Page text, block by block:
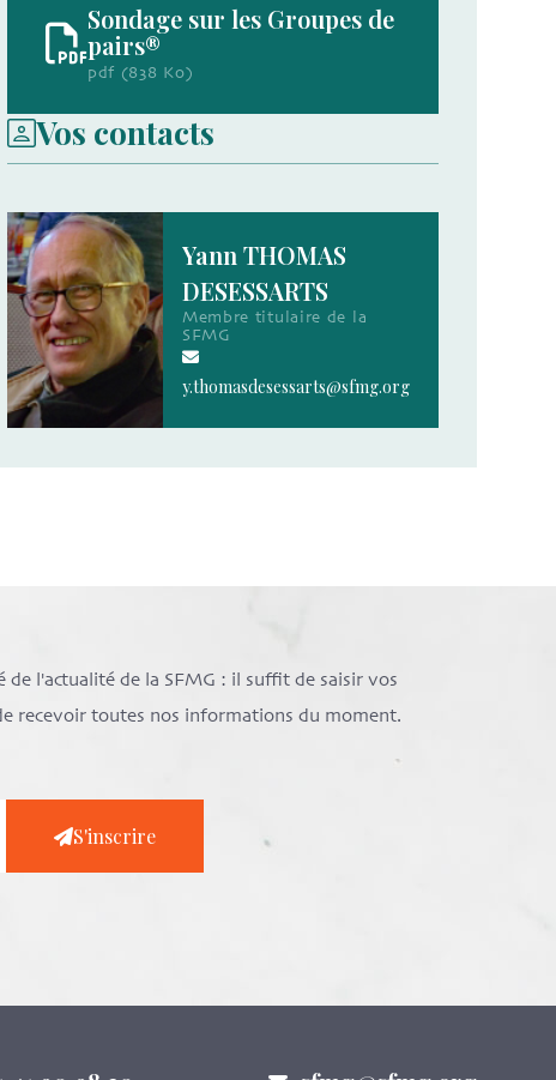
Sondage sur les Groupes de
pairs®
pdf (838 Ko)
Vos contacts
Yann THOMAS
DESESSARTS
Membre titulaire de la
SFMG
y.thomasdesessarts@sfmg.org
l'actualité de la SFMG : il suffit de saisir vos
recevoir toutes nos informations du moment.
S'inscrire